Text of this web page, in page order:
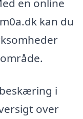
en online
kan du
i
over